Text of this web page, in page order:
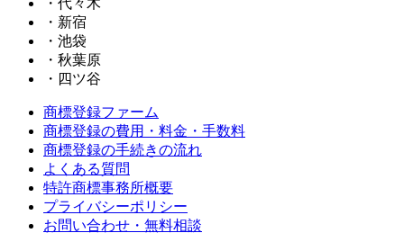
・代々木
・新宿
・池袋
・秋葉原
・四ツ谷
商標登録ファーム
商標登録の費用・料金・手数料
商標登録の手続きの流れ
よくある質問
特許商標事務所概要
プライバシーポリシー
お問い合わせ・無料相談